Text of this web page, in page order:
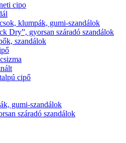
cipo
klumpák, gumi-szandálok
Dry”, gyorsan száradó szandálok
szandálok
cipő
gumi-szandálok
száradó szandálok